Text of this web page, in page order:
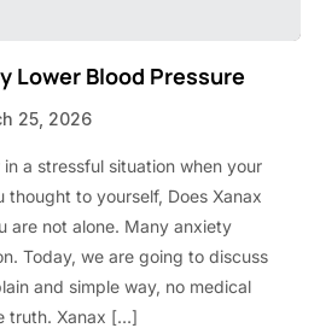
Lower Blood Pressure
25, 2026
a stressful situation when your
thought to yourself, Does Xanax
are not alone. Many anxiety
Today, we are going to discuss
and simple way, no medical
truth. Xanax […]